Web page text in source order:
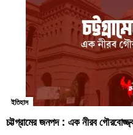
ইতিহাস
চট্টগ্রামের জনপদ : এক নীরব